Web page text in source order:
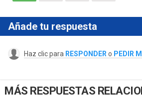
Añade tu respuesta
Haz clic para RESPONDER o PEDIR
MÁS RESPUESTAS